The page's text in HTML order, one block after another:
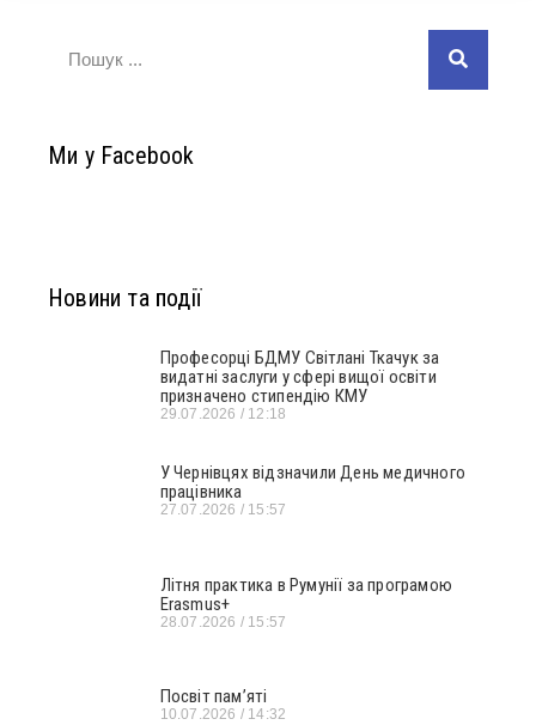
Ми у Facebook
Новини та події
Професорці БДМУ Світлані Ткачук за
видатні заслуги у сфері вищої освіти
призначено стипендію КМУ
29.07.2026 12:18
У Чернівцях відзначили День медичного
працівника
27.07.2026 15:57
Літня практика в Румунії за програмою
Erasmus+
28.07.2026 15:57
Посвіт пам’яті
10.07.2026 14:32